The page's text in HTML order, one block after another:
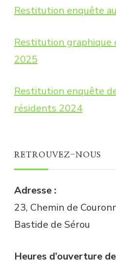
Restitution enquête
Restitution
2025
Restitution enquête
résidents 2024
RETROUVEZ-NOUS
Adresse :
23, Chemin de
Bastide de Sérou
Heures d’ouverture